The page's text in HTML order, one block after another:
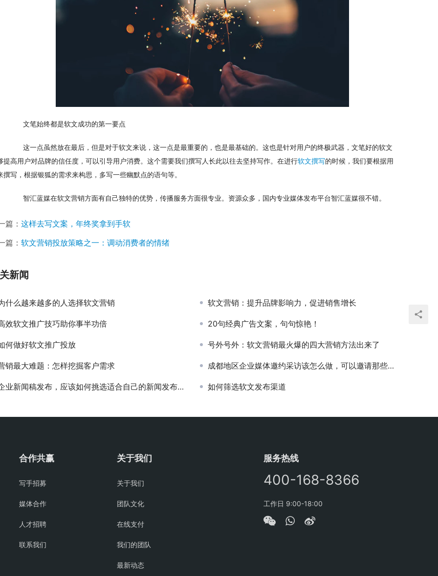
文笔始终都是软文成功的第一要点
这一点虽然放在最后，但是对于软文来说，这一点是最重要的，也是最基础的。这也是针对用户的终极武器，文笔好的软文
提高用户对品牌的信任度，可以引导用户消费。这个需要我们撰写人长此以往去坚持写作。在进行软文撰写的时候，我们要根据用
撰写，根据银狐的需求来构思，多写一些幽默点的语句等。
智汇蓝媒在软文营销方面有自己独特的优势，传播服务方面很专业。资源众多，国内专业媒体发布平台智汇蓝媒很不错。
篇： 这样去写文案，年终奖拿到手软
篇： 软文营销投放策略之一：调动消费者的情绪
新闻
什么越来越多的人选择软文营销 软文营销：提升品牌影响力，促进销售增长
效软文推广技巧助你事半功倍 20句经典广告文案，句句惊艳！
何做好软文推广投放 号外号外：软文营销最火爆的四大营销方法出来了
销最大难题：怎样挖掘客户需求 成都地区企业媒体邀约采访该怎么做，可以邀请那些媒体呢
业新闻稿发布，应该如何挑选适合自己的新闻发布平台 如何筛选软文发布渠道
合作共赢
写手招募
媒体合作
人才招聘
联系我们
关于我们
关于我们
团队文化
在线支付
我们的团队
最新动态
服务热线
400-168-8366
工作日 9:00-18:00